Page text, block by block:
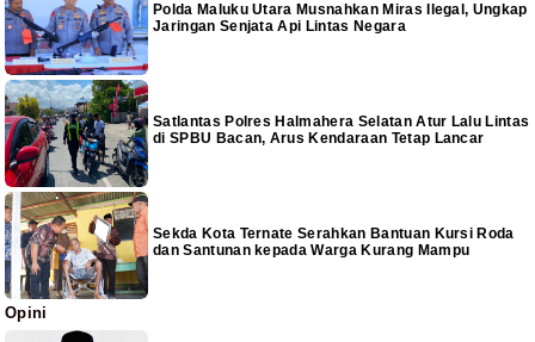
Polda Maluku Utara Musnahkan Miras Ilegal, Ungkap
Jaringan Senjata Api Lintas Negara
Satlantas Polres Halmahera Selatan Atur Lalu Lintas
di SPBU Bacan, Arus Kendaraan Tetap Lancar
Sekda Kota Ternate Serahkan Bantuan Kursi Roda
dan Santunan kepada Warga Kurang Mampu
Opini